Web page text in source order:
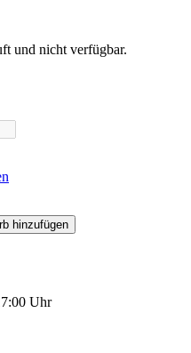
und nicht verfügbar.
hinzufügen
Uhr